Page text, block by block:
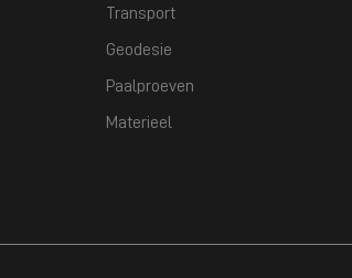
Transport
Geodesie
Paalproeven
Materieel